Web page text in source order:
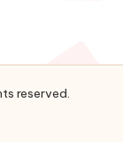
reserved.